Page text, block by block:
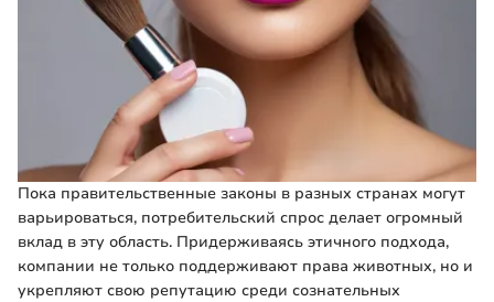
Пока правительственные законы в разных странах могут
варьироваться, потребительский спрос делает огромный
вклад в эту область. Придерживаясь этичного подхода,
компании не только поддерживают права животных, но и
укрепляют свою репутацию среди сознательных